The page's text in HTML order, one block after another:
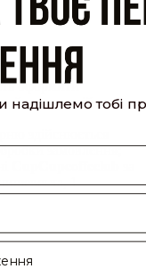
оформити
його в нашій
здійснюється
замовлення;
1.
надішлемо тобі